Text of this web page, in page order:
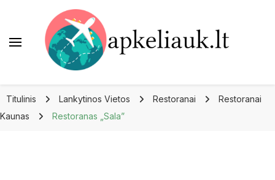
Titulinis Lankytinos Vietos Restoranai
Restoranai
Kaunas
Restoranas „Sala”